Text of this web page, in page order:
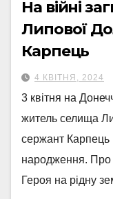
На війні
Липової
Карпець
4 КВІТНЯ, 2024
3 квітня на
житель селища
сержант
народження. Про
Героя на рідну